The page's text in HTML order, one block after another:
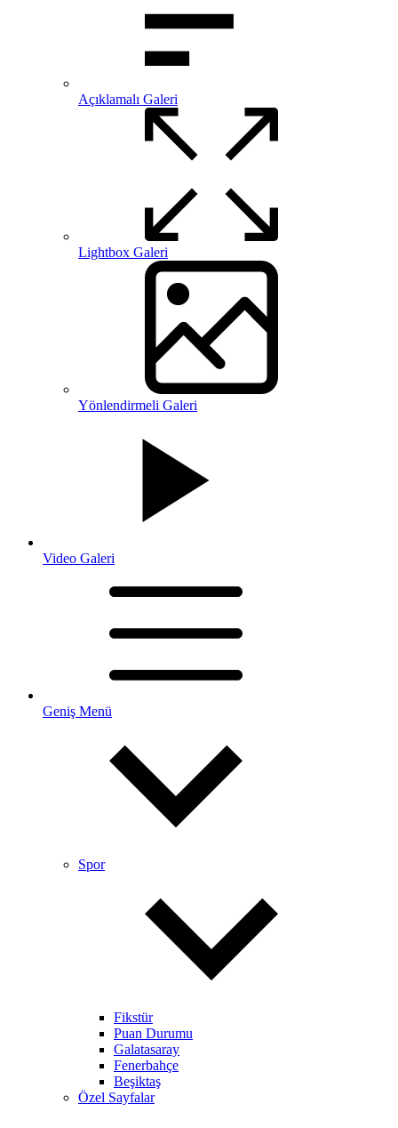
Açıklamalı Galeri
Lightbox Galeri
Yönlendirmeli Galeri
Video Galeri
Geniş Menü
Spor
Fikstür
Puan Durumu
Galatasaray
Fenerbahçe
Beşiktaş
Özel Sayfalar